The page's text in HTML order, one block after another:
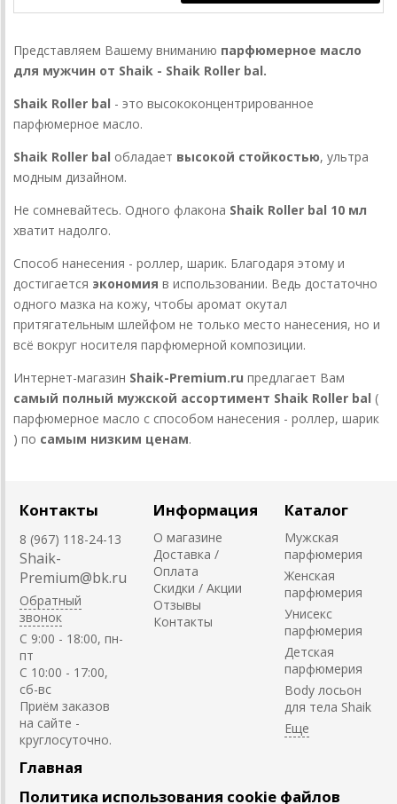
Представляем Вашему вниманию парфюмерное масло
для мужчин от Shaik - Shaik Roller bal.
Shaik Roller bal - это высококонцентрированное
парфюмерное масло.
Shaik Roller bal обладает высокой стойкостью, ультра
модным дизайном.
Не сомневайтесь. Одного флакона Shaik Roller bal 10 мл
хватит надолго.
Способ нанесения - роллер, шарик. Благодаря этому и
достигается экономия в использовании. Ведь достаточно
одного мазка на кожу, чтобы аромат окутал
притягательным шлейфом не только место нанесения, но и
всё вокруг носителя парфюмерной композиции.
Интернет-магазин Shaik-Premium.ru предлагает Вам
самый полный мужской ассортимент Shaik Roller bal (
парфюмерное масло с способом нанесения - роллер, шарик
) по самым низким ценам.
Контакты
8 (967) 118-24-13
Shaik-
Premium@bk.ru
Обратный
звонок
C 9:00 - 18:00, пн-
пт
С 10:00 - 17:00,
сб-вс
Приём заказов
на сайте -
круглосуточно.
Информация
О магазине
Доставка /
Оплата
Скидки / Акции
Отзывы
Контакты
Каталог
Мужская
парфюмерия
Женская
парфюмерия
Унисекс
парфюмерия
Детская
парфюмерия
Body лосьон
для тела Shaik
Главная
Политика использования cookie файлов